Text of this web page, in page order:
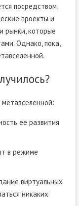
посредством
проекты и
рынки, которые
Однако, пока,
ее развития
в режиме
виртуальных
никаких